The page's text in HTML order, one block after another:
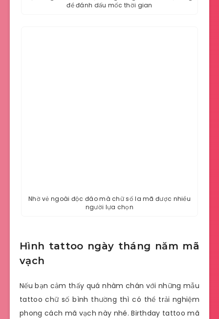
để đánh dấu mốc thời gian
Nhờ vẻ ngoài độc đáo mà chữ số la mã được nhiều
người lựa chọn
Hình tattoo ngày tháng năm mã
vạch
Nếu bạn cảm thấy quá nhàm chán với những mẫu
tattoo chữ số bình thường thì có thể trải nghiệm
phong cách mã vạch này nhé. Birthday tattoo mã